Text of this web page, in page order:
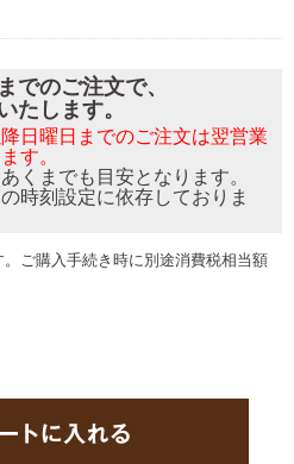
でのご注文で、
たします。
日曜日までのご注文は翌営業
す。
くまでも目安となります。
時刻設定に依存しておりま
ご購入手続き時に別途消費税相当額